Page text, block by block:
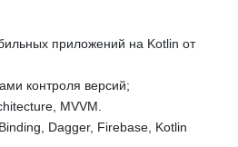
приложений на Kotlin от
контроля версий;
MVVM.
Dagger, Firebase, Kotlin